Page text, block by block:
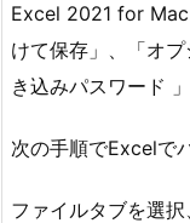
Excel 2021 for Mac
けて保存」、「オ
き込みパスワード
次の手順でExcelで
ファイルタブを選